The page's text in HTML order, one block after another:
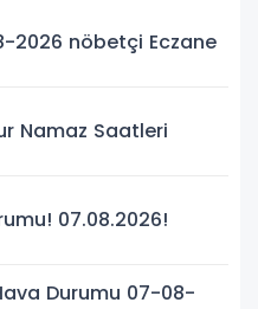
2026 nöbetçi Eczane
Namaz Saatleri
07.08.2026!
Durumu 07-08-